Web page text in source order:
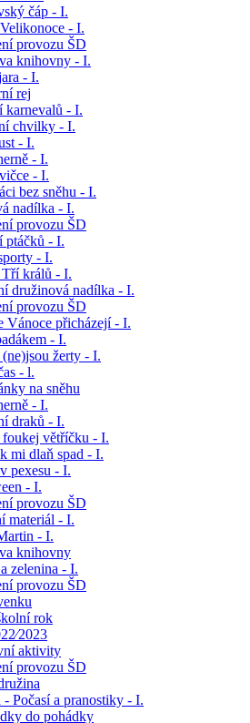
čáp - I.
- I.
provozu ŠD
knihovny - I.
- I.
rej
karnevalů - I.
chvilky - I.
- I.
- I.
- I.
bez sněhu - I.
nadílka - I.
provozu ŠD
ptáčků - I.
- I.
Tří králů - I.
družinová nadílka - I.
provozu ŠD
Vánoce přicházejí - I.
- I.
(ne)jsou žerty - I.
- l.
na sněhu
- I.
draků - I.
větříčku - I.
mi dlaň spad - I.
pexesu - I.
- I.
provozu ŠD
materiál - I.
- I.
knihovny
zelenina - I.
provozu ŠD
rok
aktivity
provozu ŠD
- Počasí a pranostiky - I.
do pohádky